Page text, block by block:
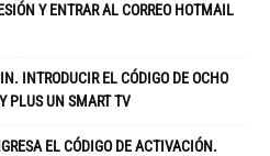
Y ENTRAR AL CORREO HOTMAIL
INTRODUCIR EL CÓDIGO DE OCHO
PLUS UN SMART TV
EL CÓDIGO DE ACTIVACIÓN.